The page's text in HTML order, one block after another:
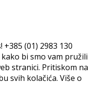
+385 (01) 2983 130
bi smo vam pružili
stranici. Pritiskom na
svih kolačića. Više o